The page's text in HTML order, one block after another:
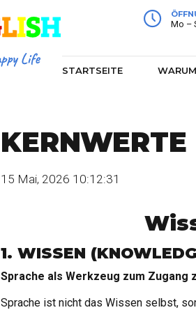
Mo –
STARTSEITE
KERNWERTE
15 Mai, 2026 10:12:31
1. WISSEN
Sprache als Werkzeug zum Zugang
Sprache ist nicht das Wissen selbst,